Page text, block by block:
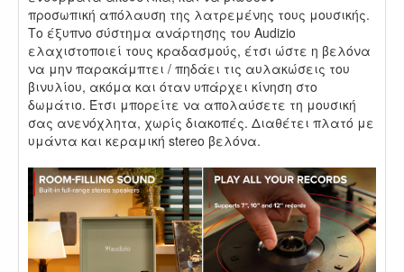
προσωπική απόλαυση της λατρεμένης τους μουσικής.
Το έξυπνο σύστημα ανάρτησης του Audizio
ελαχιστοποιεί τους κραδασμούς, έτσι ώστε η βελόνα
να μην παρακάμπτει / πηδάει τις αυλακώσεις του
βινυλίου, ακόμα και όταν υπάρχει κίνηση στο
δωμάτιο. Έτσι μπορείτε να απολαύσετε τη μουσική
σας ανενόχλητα, χωρίς διακοπές. Διαθέτει πλατό με
υμάντα και κεραμική stereo βελόνα.